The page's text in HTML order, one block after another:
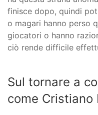
finisce dopo, quindi
o magari hanno perso
giocatori o hanno
ciò rende difficile
Sul tornare a
come Cristiano